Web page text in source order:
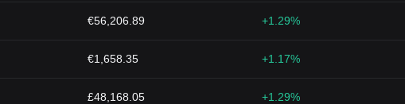
€56,206.89 +1.29%
€1,658.35 +1.17%
£48,168.05 +1.29%